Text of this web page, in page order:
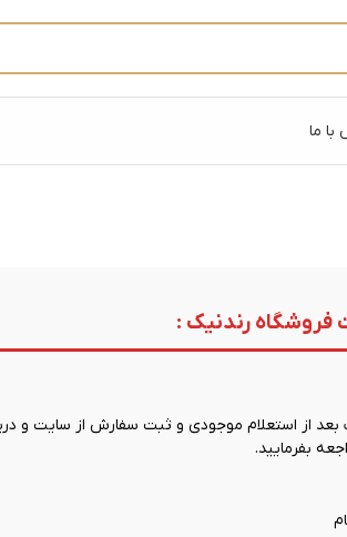
ما
فروشگاه رندنیک :
از استعلام موجودی و ثبت سفارش از سایت و
بفرمایید.